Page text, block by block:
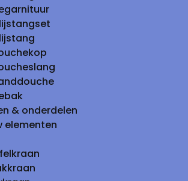
& onderdelen
elementen